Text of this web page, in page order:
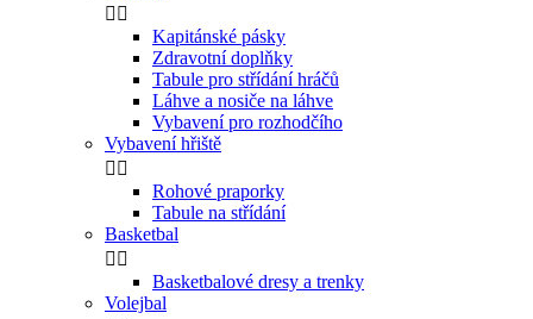
 
Kapitánské pásky
Zdravotní doplňky
Tabule pro střídání hráčů
Láhve a nosiče na láhve
Vybavení pro rozhodčího
Vybavení hřiště
 
Rohové praporky
Tabule na střídání
Basketbal
 
Basketbalové dresy a trenky
Volejbal